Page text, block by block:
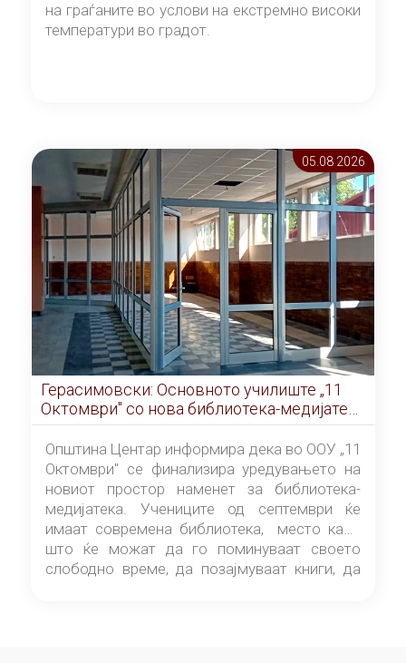
на граѓаните во услови на екстремно високи
температури во градот.
05.08 2026
Герасимовски: Основното училиште „11
Октомври" со нова библиотека-медијатека
од септември
Општина Центар информира дека во ООУ „11
Октомври" се финализира уредувањето на
новиот простор наменет за библиотека-
медијатека. Учениците од септември ќе
имаат современа библиотека, место каде
што ќе можат да го поминуваат своето
слободно време, да позајмуваат книги, да